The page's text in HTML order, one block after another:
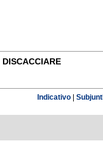
DISCACCIARE
Indicativo|